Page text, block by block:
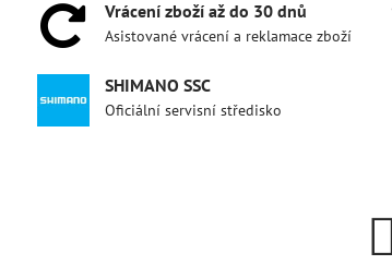
Vrácení zboží až do 30 dnů
Asistované vrácení a reklamace zboží
SHIMANO SSC
Oficiální servisní středisko